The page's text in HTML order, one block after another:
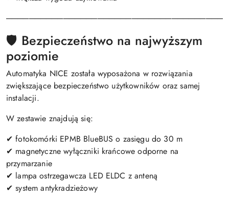
🛡️ Bezpieczeństwo na najwyższym
poziomie
Automatyka NICE została wyposażona w rozwiązania
zwiększające bezpieczeństwo użytkowników oraz samej
instalacji.
W zestawie znajdują się:
✔ fotokomórki EPMB BlueBUS o zasięgu do 30 m
✔ magnetyczne wyłączniki krańcowe odporne na
przymarzanie
✔ lampa ostrzegawcza LED ELDC z anteną
✔ system antykradzieżowy